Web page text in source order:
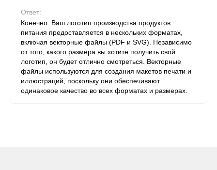
Ответ:
Конечно. Ваш логотип производства продуктов
питания предоставляется в нескольких форматах,
включая векторные файлы (PDF и SVG). Независимо
от того, какого размера вы хотите получить свой
логотип, он будет отлично смотреться. Векторные
файлы используются для создания макетов печати и
иллюстраций, поскольку они обеспечивают
одинаковое качество во всех форматах и ​​размерах.